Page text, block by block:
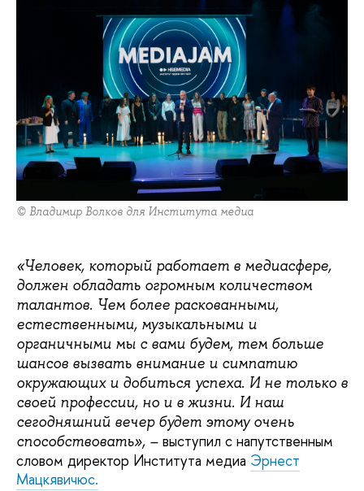
© Владимир Волков для Института медиа
«Человек, который работает в медиасфере,
должен обладать огромным количеством
талантов. Чем более раскованными,
естественными, музыкальными и
органичными мы с вами будем, тем больше
шансов вызвать внимание и симпатию
окружающих и добиться успеха. И не только в
своей профессии, но и в жизни. И наш
сегодняшний вечер будет этому очень
способствовать», – выступил с напутственным
словом директор Института медиа Эрнест
Мацкявичюс.